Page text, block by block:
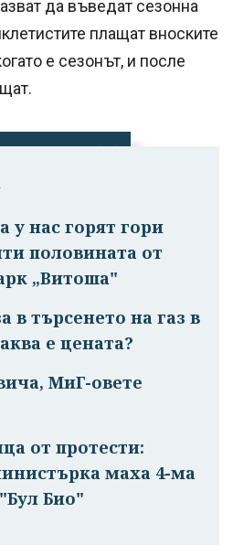
си!
да въведат сезонна
плащат вноските
е сезонът, и после
у нас горят гори
половината от
„Витоша"
в търсенето на газ в
е цената?
МиГ-овете
от протести:
маха 4-ма
Био"